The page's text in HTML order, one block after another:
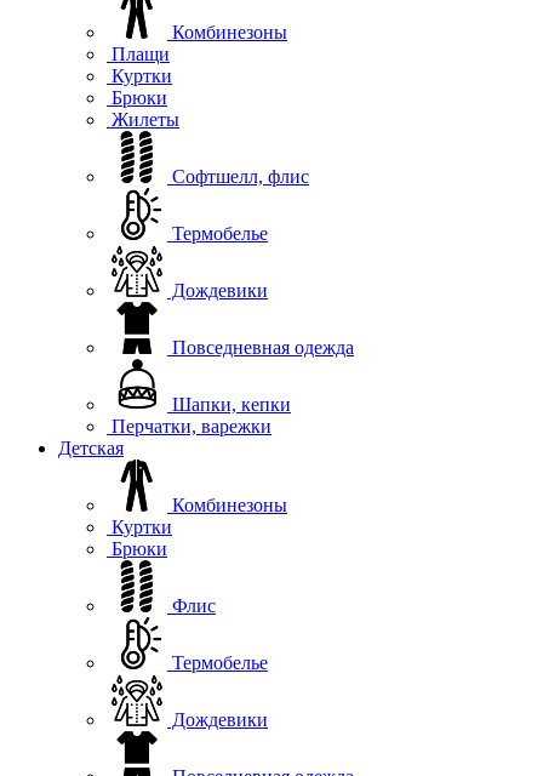
Комбинезоны
Плащи
Куртки
Брюки
Жилеты
Софтшелл, флис
Термобелье
Дождевики
Повседневная одежда
Шапки, кепки
Перчатки, варежки
Детская
Комбинезоны
Куртки
Брюки
Флис
Термобелье
Дождевики